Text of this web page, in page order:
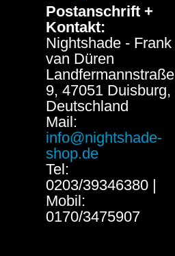
Postanschrift +
Kontakt:
Nightshade - Frank
van Düren
Landfermannstraße
9, 47051 Duisburg,
Deutschland
Mail:
info@nightshade-
shop.de
Tel:
0203/39346380 |
Mobil:
0170/3475907